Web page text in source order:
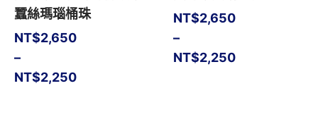
蠶絲瑪瑙桶珠
NT$2,250
–
NT$2,650
NT$2,250
–
NT$2,650